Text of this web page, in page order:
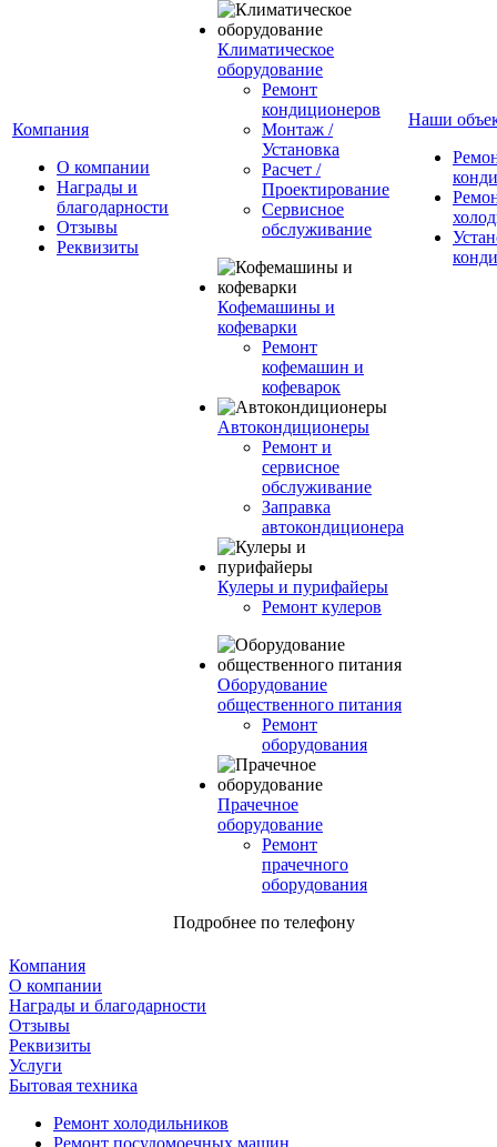
Компания
О компании
Награды и
благодарности
Отзывы
Реквизиты
Климатическое
оборудование
Ремонт
кондиционеров
Монтаж /
Установка
Расчет /
Проектирование
Сервисное
обслуживание
Кофемашины и
кофеварки
Ремонт
кофемашин и
кофеварок
Автокондиционеры
Ремонт и
сервисное
обслуживание
Заправка
автокондиционера
Кулеры и пурифайеры
Ремонт кулеров
Оборудование
общественного питания
Ремонт
оборудования
Прачечное
оборудование
Ремонт
прачечного
оборудования
Подробнее по телефону
Наши
Компания
О компании
Награды и благодарности
Отзывы
Реквизиты
Услуги
Бытовая техника
Ремонт холодильников
Ремонт посудомоечных машин